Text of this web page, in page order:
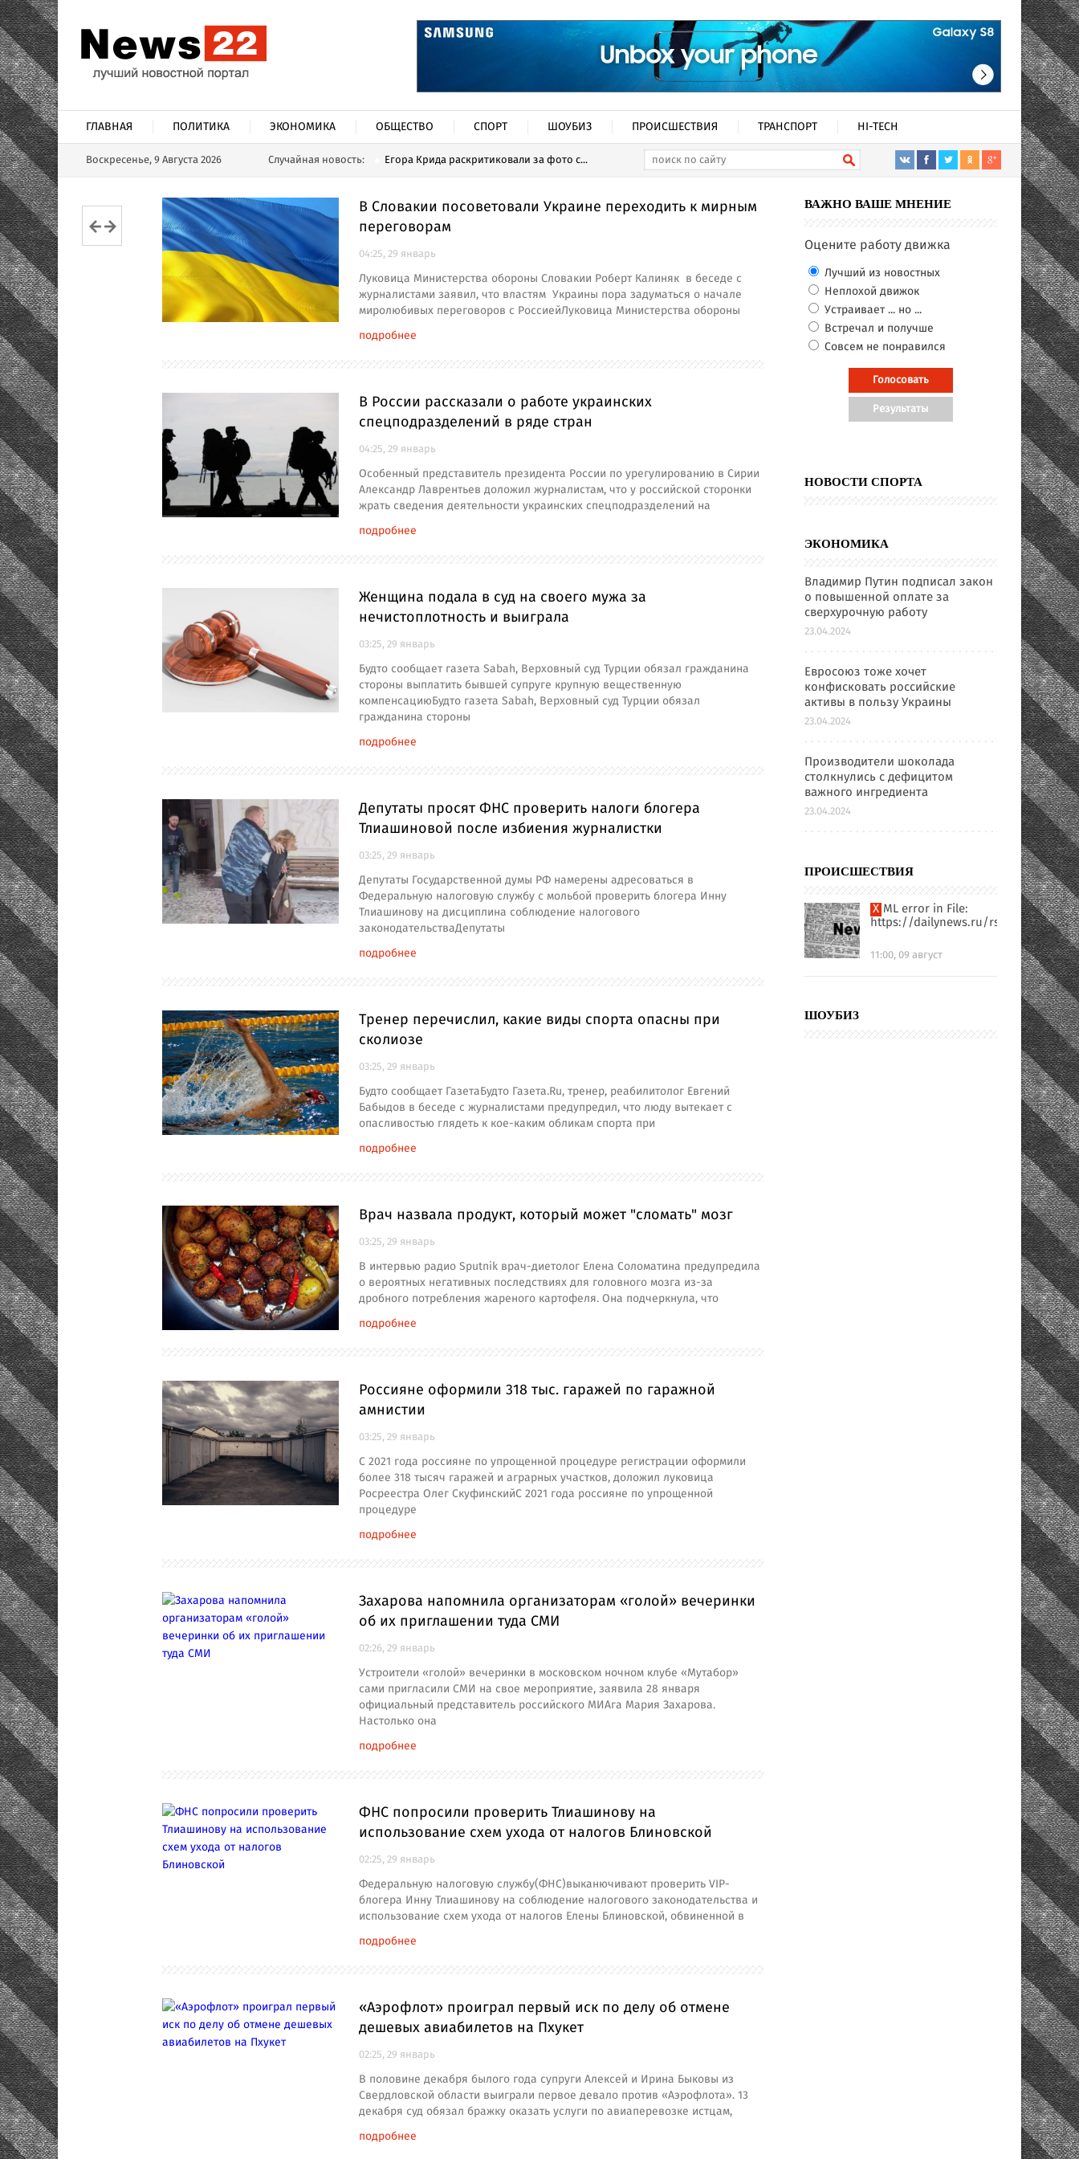
ГЛАВНАЯ ПОЛИТИКА ЭКОНОМИКА ОБЩЕСТВО СПОРТ ШОУБИЗ ПРОИСШЕСТВИЯ ТРАНСПОРТ HI-TECH
Воскресенье, 9 Августа 2026 Случайная новость: Егора Крида раскритиковали за фото с...
В Словакии посоветовали Украине переходить к мирным
переговорам
04:25, 29 январь
Луковица Министерства обороны Словакии Роберт Калиняк в беседе с
журналистами заявил, что властям Украины пора задуматься о начале
миролюбивых переговоров с РоссиейЛуковица Министерства обороны
подробнее
В России рассказали о работе украинских
спецподразделений в ряде стран
04:25, 29 январь
Особенный представитель президента России по урегулированию в Сирии
Александр Лаврентьев доложил журналистам, что у российской сторонки
жрать сведения деятельности украинских спецподразделений на
подробнее
Женщина подала в суд на своего мужа за
нечистоплотность и выиграла
03:25, 29 январь
Будто сообщает газета Sabah, Верховный суд Турции обязал гражданина
стороны выплатить бывшей супруге крупную вещественную
компенсациюБудто газета Sabah, Верховный суд Турции обязал
гражданина стороны
подробнее
Депутаты просят ФНС проверить налоги блогера
Тлиашиновой после избиения журналистки
03:25, 29 январь
Депутаты Государственной думы РФ намерены адресоваться в
Федеральную налоговую службу с мольбой проверить блогера Инну
Тлиашинову на дисциплина соблюдение налогового
законодательстваДепутаты
подробнее
Тренер перечислил, какие виды спорта опасны при
сколиозе
03:25, 29 январь
Будто сообщает ГазетаБудто Газета.Ru, тренер, реабилитолог Евгений
Бабыдов в беседе с журналистами предупредил, что люду вытекает с
опасливостью глядеть к кое-каким обликам спорта при
подробнее
Врач назвала продукт, который может "сломать" мозг
03:25, 29 январь
В интервью радио Sputnik врач-диетолог Елена Соломатина предупредила
о вероятных негативных последствиях для головного мозга из-за
дробного потребления жареного картофеля. Она подчеркнула, что
подробнее
Россияне оформили 318 тыс. гаражей по гаражной
амнистии
03:25, 29 январь
С 2021 года россияне по упрощенной процедуре регистрации оформили
более 318 тысяч гаражей и аграрных участков, доложил луковица
Росреестра Олег СкуфинскийС 2021 года россияне по упрощенной
процедуре
подробнее
Захарова напомнила организаторам «голой» вечеринки
об их приглашении туда СМИ
02:26, 29 январь
Устроители «голой» вечеринки в московском ночном клубе «Мутабор»
сами пригласили СМИ на свое мероприятие, заявила 28 января
официальный представитель российского МИАга Мария Захарова.
Настолько она
подробнее
ФНС попросили проверить Тлиашинову на
использование схем ухода от налогов Блиновской
02:25, 29 январь
Федеральную налоговую службу(ФНС)выканючивают проверить VIP-
блогера Инну Тлиашинову на соблюдение налогового законодательства и
использование схем ухода от налогов Елены Блиновской, обвиненной в
подробнее
«Аэрофлот» проиграл первый иск по делу об отмене
дешевых авиабилетов на Пхукет
02:25, 29 январь
В половине декабря былого года супруги Алексей и Ирина Быковы из
Свердловской области выиграли первое девало против «Аэрофлота». 13
декабря суд обязал бражку оказать услуги по авиаперевозке истцам,
подробнее
ВАЖНО ВАШЕ МНЕНИЕ
Оцените работу движка
Лучший из новостных
Неплохой движок
Устраивает ... но ...
Встречал и получше
Совсем не понравился
НОВОСТИ СПОРТА
ЭКОНОМИКА
Владимир Путин подписал закон
о повышенной оплате за
сверхурочную работу
23.04.2024
Евросоюз тоже хочет
конфисковать российские
активы в пользу Украины
23.04.2024
Производители шоколада
столкнулись с дефицитом
важного ингредиента
23.04.2024
ПРОИСШЕСТВИЯ
XML error in File:
https://dailynews.ru/rssfull.xml
11:00, 09 август
ШОУБИЗ